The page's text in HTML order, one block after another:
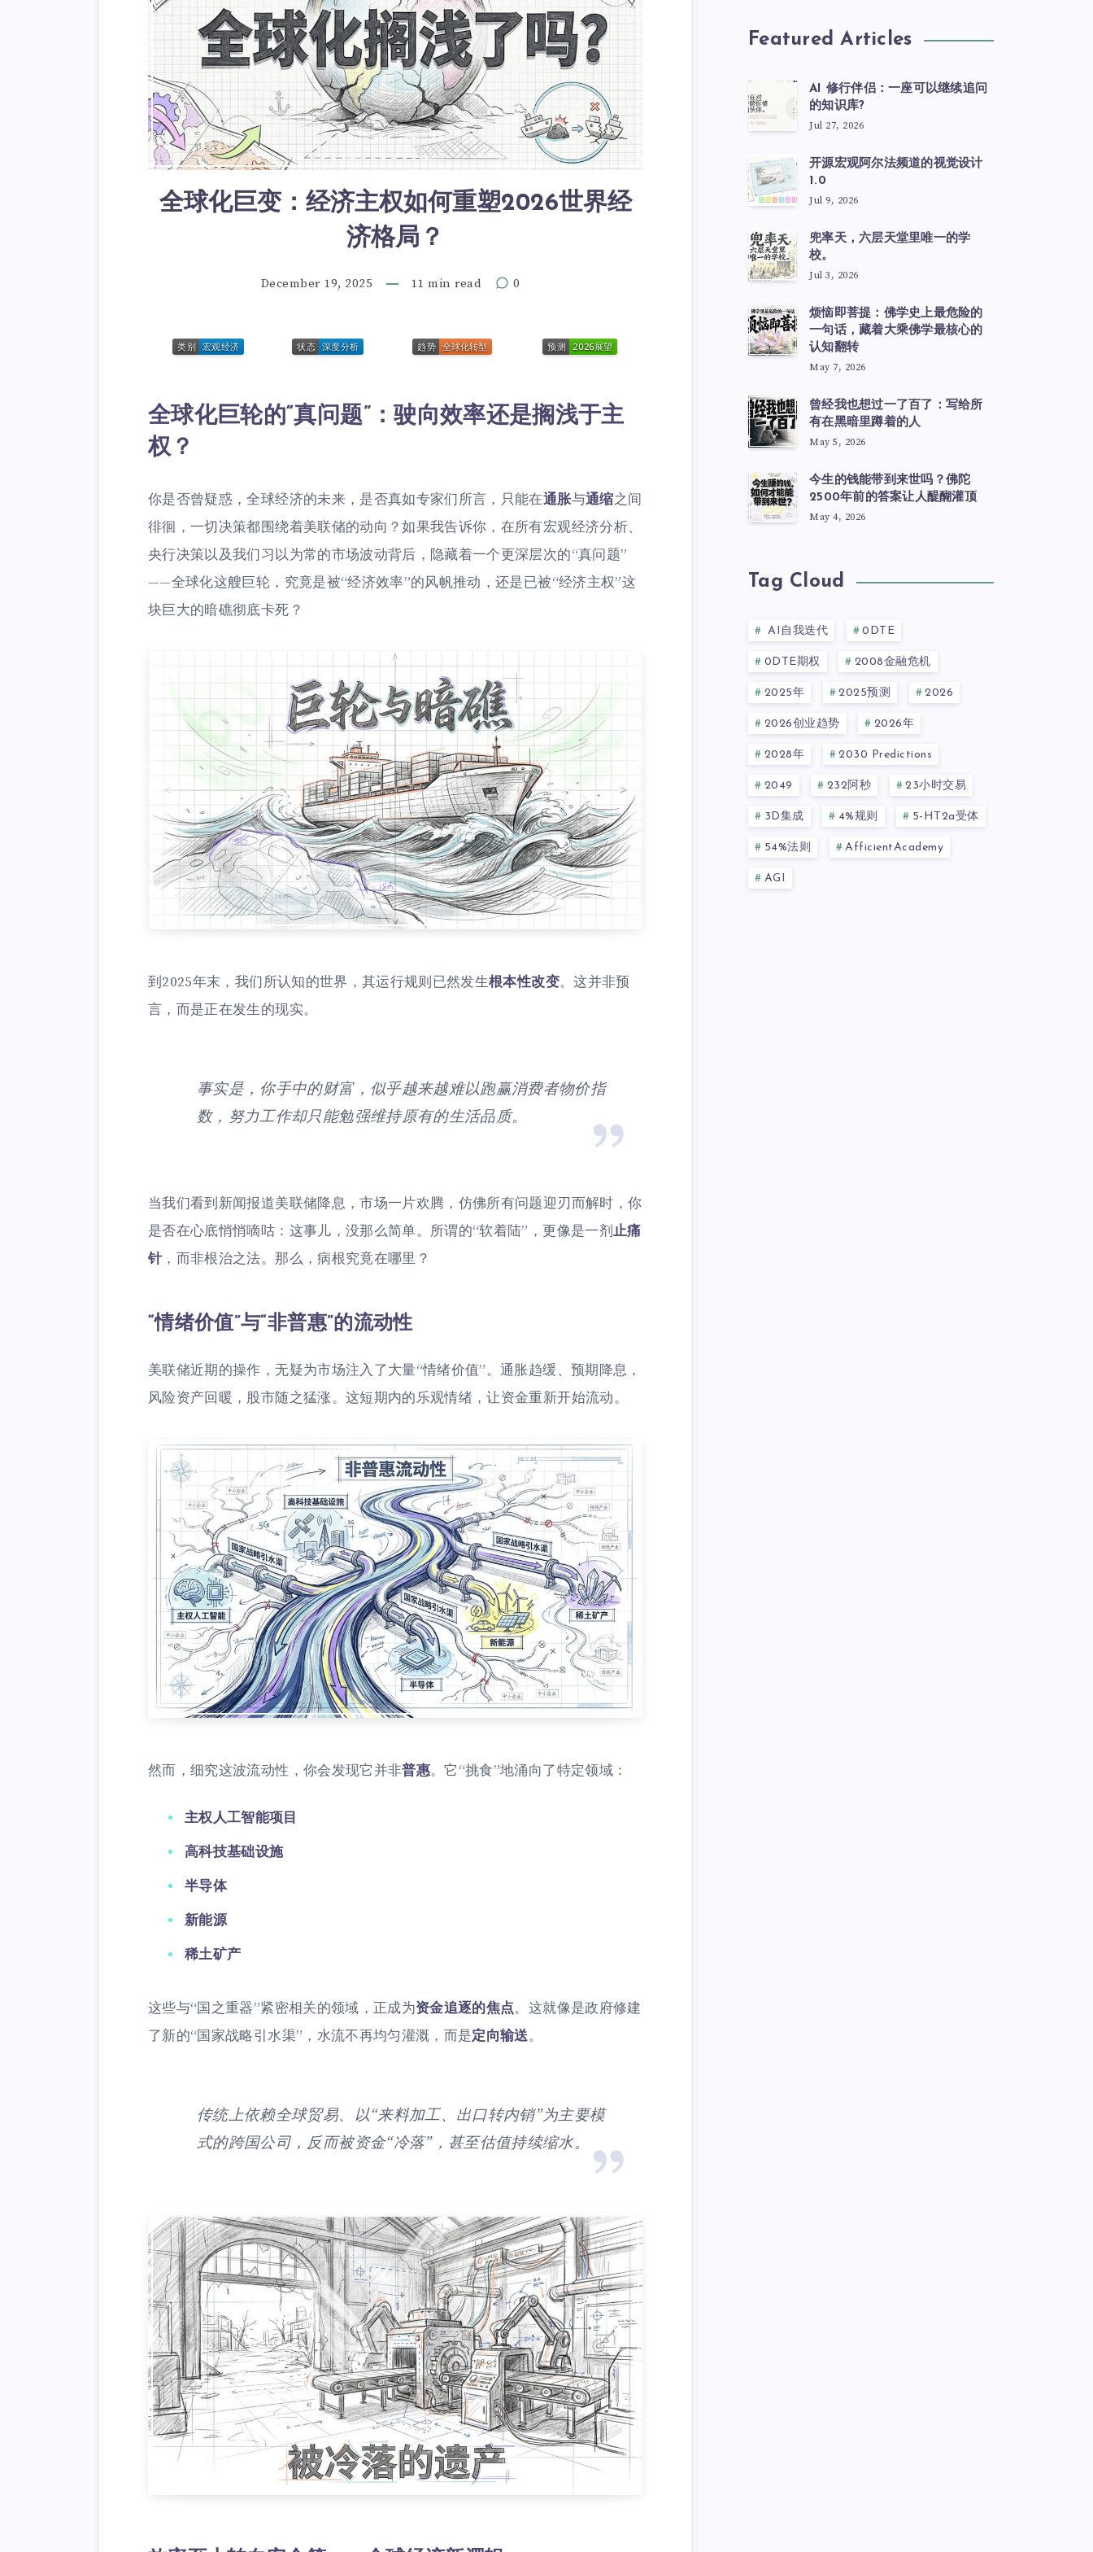
全球化巨变：经济主权如何重塑2026世界经
济格局？
December 19, 2025 11 min read 0
全球化巨轮的“真问题”：驶向效率还是搁浅于主
权？
你是否曾疑惑，全球经济的未来，是否真如专家们所言，只能在通胀与通缩之间
徘徊，一切决策都围绕着美联储的动向？如果我告诉你，在所有宏观经济分析、
央行决策以及我们习以为常的市场波动背后，隐藏着一个更深层次的“真问题”
——全球化这艘巨轮，究竟是被“经济效率”的风帆推动，还是已被“经济主权”这
块巨大的暗礁彻底卡死？
到2025年末，我们所认知的世界，其运行规则已然发生根本性改变。这并非预
言，而是正在发生的现实。
事实是，你手中的财富，似乎越来越难以跑赢消费者物价指
数，努力工作却只能勉强维持原有的生活品质。
当我们看到新闻报道美联储降息，市场一片欢腾，仿佛所有问题迎刃而解时，你
是否在心底悄悄嘀咕：这事儿，没那么简单。所谓的“软着陆”，更像是一剂止痛
针，而非根治之法。那么，病根究竟在哪里？
“情绪价值”与“非普惠”的流动性
美联储近期的操作，无疑为市场注入了大量“情绪价值”。通胀趋缓、预期降息，
风险资产回暖，股市随之猛涨。这短期内的乐观情绪，让资金重新开始流动。
然而，细究这波流动性，你会发现它并非普惠。它“挑食”地涌向了特定领域：
主权人工智能项目
高科技基础设施
半导体
新能源
稀土矿产
这些与“国之重器”紧密相关的领域，正成为资金追逐的焦点。这就像是政府修建
了新的“国家战略引水渠”，水流不再均匀灌溉，而是定向输送。
传统上依赖全球贸易、以“来料加工、出口转内销”为主要模
式的跨国公司，反而被资金“冷落”，甚至估值持续缩水。
Featured Articles
AI 修行伴侣：一座可以继续追问
的知识库?
Jul 27, 2026
开源宏观阿尔法频道的视觉设计
1.0
Jul 9, 2026
兜率天，六层天堂里唯一的学
校。
Jul 3, 2026
烦恼即菩提：佛学史上最危险的
一句话，藏着大乘佛学最核心的
认知翻转
May 7, 2026
曾经我也想过一了百了：写给所
有在黑暗里蹲着的人
May 5, 2026
今生的钱能带到来世吗？佛陀
2500年前的答案让人醍醐灌顶
May 4, 2026
Tag Cloud
AI自我迭代 0DTE
0DTE期权 2008金融危机
2025年 2025预测 2026
2026创业趋势 2026年
2028年 2030 Predictions
2049 232阿秒 23小时交易
3D集成 4%规则 5-HT2a受体
54%法则 AfficientAcademy
AGI